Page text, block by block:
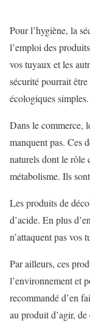
Pour l’hygiène, la
l’emploi des
vos tuyaux et les
sécurité pourrait
écologiques simples.
Dans le commerce,
manquent pas. Ces
naturels dont le rôle
métabolisme. Ils
Les produits de
d’acide. En plus
n’attaquent pas vos
Par ailleurs, ces
l’environnement et
recommandé d’en
au produit d’agir,